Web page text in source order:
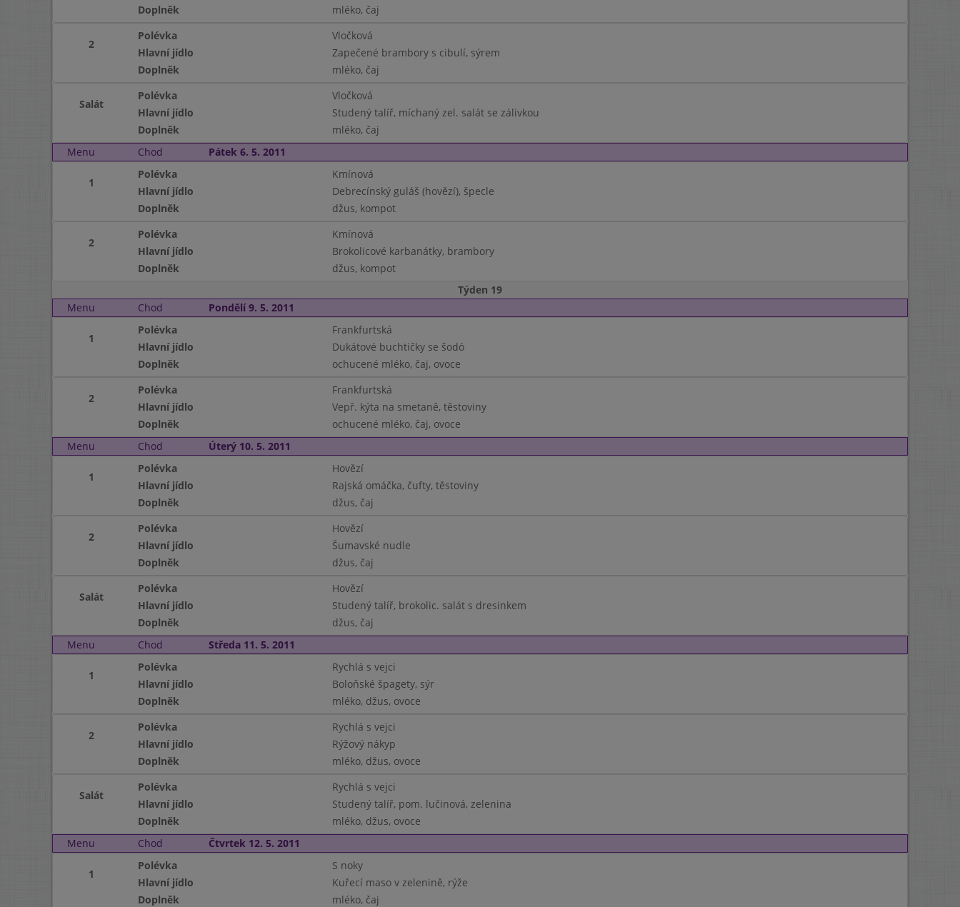
Doplněk
mléko, čaj
2
Polévka
Vločková
Hlavní jídlo
Zapečené brambory s cibulí, sýrem
Doplněk
mléko, čaj
Salát
Polévka
Vločková
Hlavní jídlo
Studený talíř, míchaný zel. salát se zálivkou
Doplněk
mléko, čaj
Menu
Chod Pátek 6. 5. 2011
1
Polévka
Kmínová
Hlavní jídlo
Debrecínský guláš (hovězí), špecle
Doplněk
džus, kompot
2
Polévka
Kmínová
Hlavní jídlo
Brokolicové karbanátky, brambory
Doplněk
džus, kompot
Týden 19
Menu
Chod Pondělí 9. 5. 2011
1
Polévka
Frankfurtská
Hlavní jídlo
Dukátové buchtičky se šodó
Doplněk
ochucené mléko, čaj, ovoce
2
Polévka
Frankfurtská
Hlavní jídlo
Vepř. kýta na smetaně, těstoviny
Doplněk
ochucené mléko, čaj, ovoce
Menu
Chod Úterý 10. 5. 2011
1
Polévka
Hovězí
Hlavní jídlo
Rajská omáčka, čufty, těstoviny
Doplněk
džus, čaj
2
Polévka
Hovězí
Hlavní jídlo
Šumavské nudle
Doplněk
džus, čaj
Salát
Polévka
Hovězí
Hlavní jídlo
Studený talíř, brokolic. salát s dresinkem
Doplněk
džus, čaj
Menu
Chod Středa 11. 5. 2011
1
Polévka
Rychlá s vejci
Hlavní jídlo
Boloňské špagety, sýr
Doplněk
mléko, džus, ovoce
2
Polévka
Rychlá s vejci
Hlavní jídlo
Rýžový nákyp
Doplněk
mléko, džus, ovoce
Salát
Polévka
Rychlá s vejci
Hlavní jídlo
Studený talíř, pom. lučinová, zelenina
Doplněk
mléko, džus, ovoce
Menu
Chod Čtvrtek 12. 5. 2011
1
Polévka
S noky
Hlavní jídlo
Kuřecí maso v zelenině, rýže
Doplněk
mléko, čaj